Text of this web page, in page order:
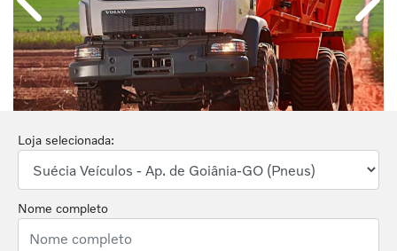
Loja selecionada:
Nome completo
Anterior